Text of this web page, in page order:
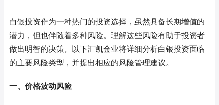
白银投资作为一种热门的投资选择，虽然具备长期增值的
潜力，但也伴随着多种风险。理解这些风险有助于投资者
做出明智的决策。以下汇凯金业将详细分析白银投资面临
的主要风险类型，并提出相应的风险管理建议。
一、价格波动风险